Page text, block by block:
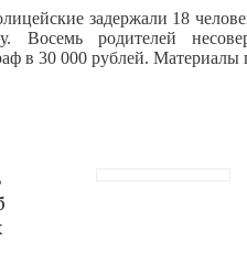
задержали 18
Восемь родителей
в 30 000 рублей.